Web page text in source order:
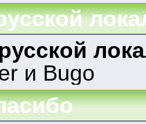
и Bugo